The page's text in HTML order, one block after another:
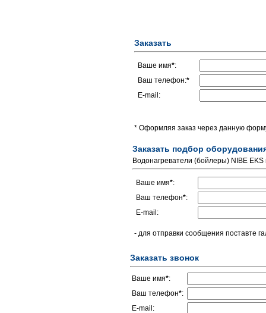
Заказать
Ваше имя*:
Ваш телефон:*
E-mail:
* Оформляя заказ через данную
Заказать подбор
Водонагреватели (бойлеры) NIBE
Ваше имя*:
Ваш телефон*:
E-mail:
- для отправки сообщения поставте
Заказать звонок
Ваше имя*:
Ваш телефон*:
E-mail: